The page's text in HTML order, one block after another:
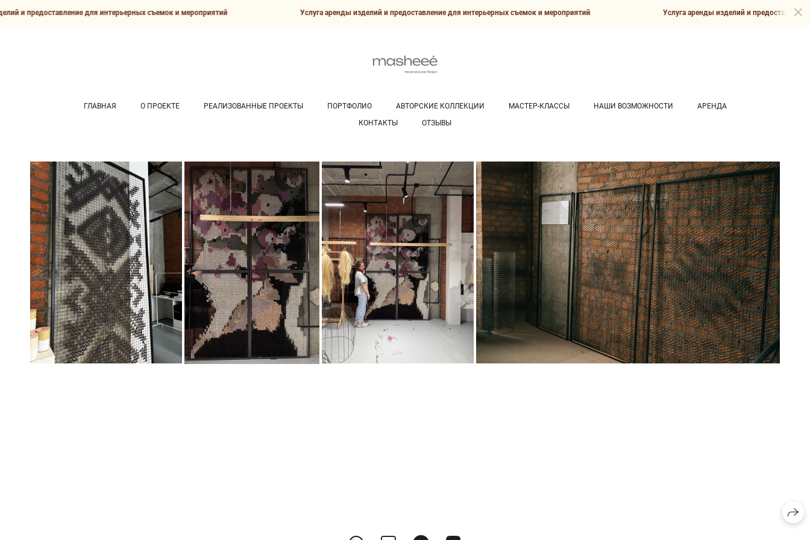
ГЛАВНАЯ О ПРОЕКТЕ РЕАЛИЗОВАННЫЕ ПРОЕКТЫ ПОРТФОЛИО АВТОРСКИЕ КОЛЛЕКЦИИ МАСТЕР-КЛАССЫ НАШИ ВОЗМОЖНОСТИ
АРЕНДА
КОНТАКТЫ
ОТЗЫВЫ
и предоставление для интерьерных съемок и мероприятий Услуга аренды изделий и предоставление для интерьерных съемок и мероприятий Услуга аренды изделий и